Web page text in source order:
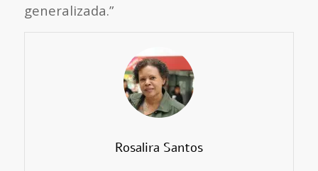
generalizada.”
Rosalira Santos